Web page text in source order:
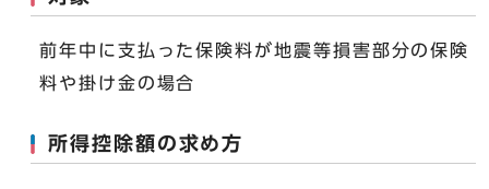
前年中に支払った保険料が地震等損害部分の保険
料や掛け金の場合
所得控除額の求め方